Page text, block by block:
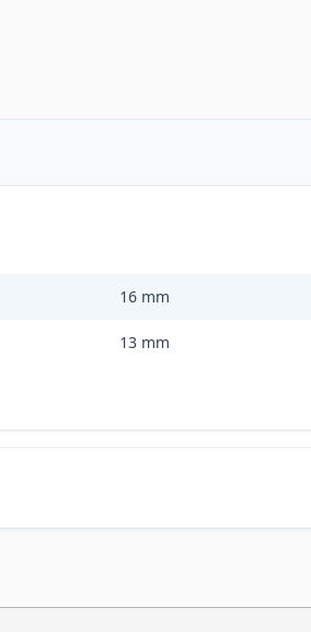
16 mm
13 mm